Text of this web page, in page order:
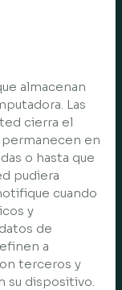
almacenan
Las
cierra el
en
o hasta que
pudiera
cuando
y
de
a
terceros y
su dispositivo.